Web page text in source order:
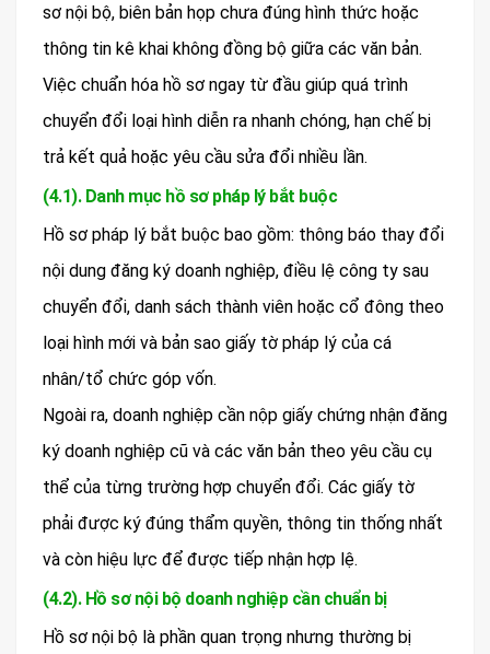
sơ nội bộ, biên bản họp chưa đúng hình thức hoặc
thông tin kê khai không đồng bộ giữa các văn bản.
Việc chuẩn hóa hồ sơ ngay từ đầu giúp quá trình
chuyển đổi loại hình diễn ra nhanh chóng, hạn chế bị
trả kết quả hoặc yêu cầu sửa đổi nhiều lần.
(4.1). Danh mục hồ sơ pháp lý bắt buộc
Hồ sơ pháp lý bắt buộc bao gồm: thông báo thay đổi
nội dung đăng ký doanh nghiệp, điều lệ công ty sau
chuyển đổi, danh sách thành viên hoặc cổ đông theo
loại hình mới và bản sao giấy tờ pháp lý của cá
nhân/tổ chức góp vốn.
Ngoài ra, doanh nghiệp cần nộp giấy chứng nhận đăng
ký doanh nghiệp cũ và các văn bản theo yêu cầu cụ
thể của từng trường hợp chuyển đổi. Các giấy tờ
phải được ký đúng thẩm quyền, thông tin thống nhất
và còn hiệu lực để được tiếp nhận hợp lệ.
(4.2). Hồ sơ nội bộ doanh nghiệp cần chuẩn bị
Hồ sơ nội bộ là phần quan trọng nhưng thường bị